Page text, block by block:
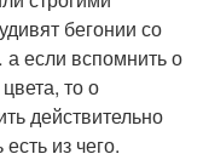
бегонии со
если вспомнить о
то о
действительно
из чего.